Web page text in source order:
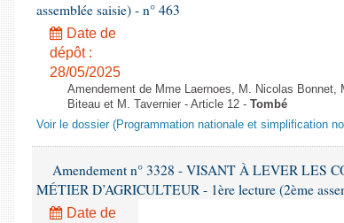
assemblée saisie) - n° 463
Date de
dépôt :
28/05/2025
Amendement de Mme Laernoes, M. Nicolas Bonnet,
Biteau et M. Tavernier - Article 12 - Tombé
Voir le dossier (Programmation nationale et simplification
Amendement n° 3328 - VISANT À LEVER LES
MÉTIER D’AGRICULTEUR - 1ère lecture (2ème
Date de